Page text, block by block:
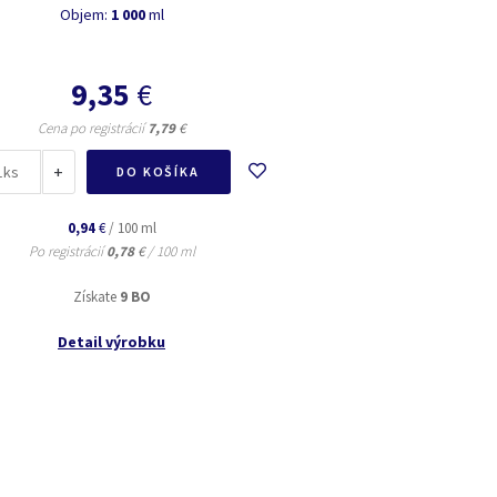
Objem: 1 000ml
9,35 €
Cena po registrácií7,79€
ks + DO KOŠÍKA
0,94€ / 100 ml
Po registrácií0,78€ / 100 ml
Získate 9 BO
Detail výrobku